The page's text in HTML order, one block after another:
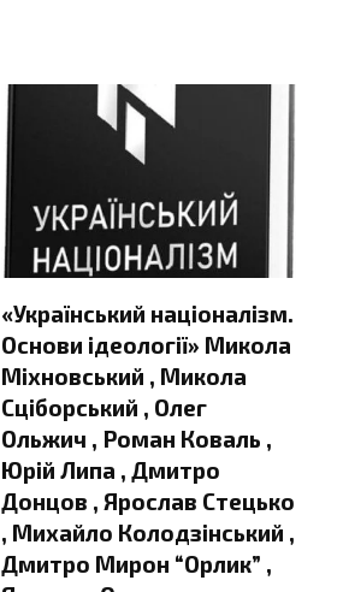
«Український націоналізм.
Основи ідеології» Микола
Міхновський , Микола
Сціборський , Олег
Ольжич , Роман Коваль ,
Юрій Липа , Дмитро
Донцов , Ярослав Стецько
, Михайло Колодзінський ,
Дмитро Мирон “Орлик” ,